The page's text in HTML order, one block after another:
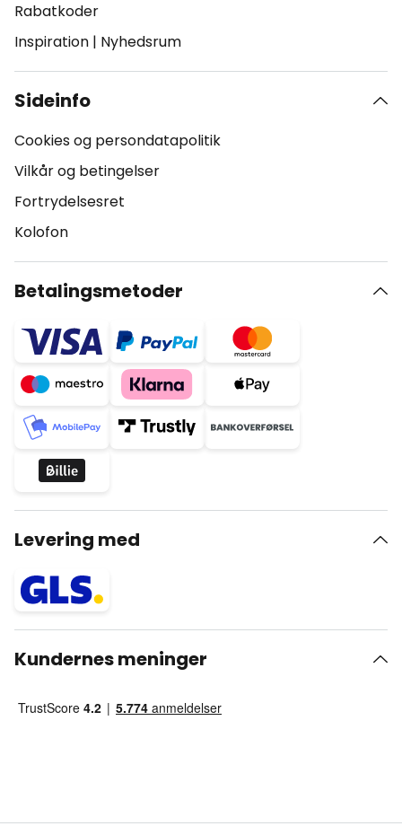
Rabatkoder
Inspiration | Nyhedsrum
Sideinfo
Cookies og persondatapolitik
Vilkår og betingelser
Fortrydelsesret
Kolofon
Betalingsmetoder
Levering med
Kundernes meninger